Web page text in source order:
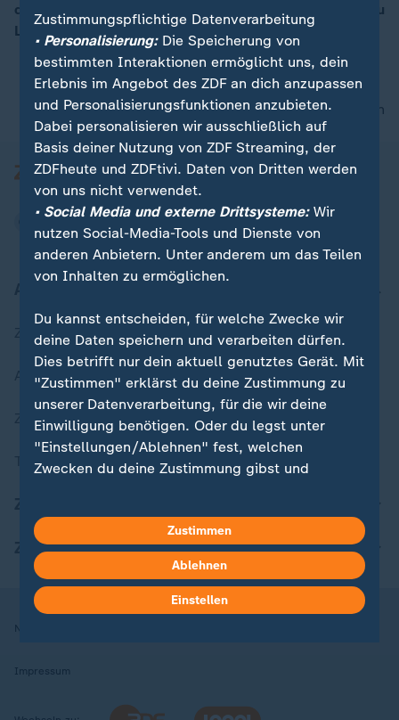
der Sache sei gut", sagt sie im ZDF, aber man müsse zu
Lösungen kommen.
nach oben
Zuletzt veröffentlicht
Aktuelle Sendungs-Videos
ZDFheute Stories
Themen im Überblick
ZDFheute Apps
Nutzungsbedingungen
Impressum
Zustimmungspflichtige Datenverarbeitung
• Personalisierung:Die Speicherung von
bestimmten Interaktionen ermöglicht uns, dein
Erlebnis im Angebot des ZDF an dich anzupassen
und Personalisierungsfunktionen anzubieten.
Dabei personalisieren wir ausschließlich auf
Basis deiner Nutzung von ZDF Streaming, der
ZDFheute und ZDFtivi. Daten von Dritten werden
von uns nicht verwendet.
• Social Media und externe Drittsysteme:Wir
nutzen Social-Media-Tools und Dienste von
anderen Anbietern. Unter anderem um das Teilen
von Inhalten zu ermöglichen.
Du kannst entscheiden, für welche Zwecke wir
deine Daten speichern und verarbeiten dürfen.
Dies betrifft nur dein aktuell genutztes Gerät. Mit
"Zustimmen" erklärst du deine Zustimmung zu
unserer Datenverarbeitung, für die wir deine
Einwilligung benötigen. Oder du legst unter
"Einstellungen/Ablehnen" fest, welchen
Zwecken du deine Zustimmung gibst und
in deinen Einstellungen widerrufen oder ändern.
Hier findest du das Impressum.
Weitere Informationen findest du in unserer
Datenschutzerklärung.
Zustimmen
Ablehnen
Einstellen